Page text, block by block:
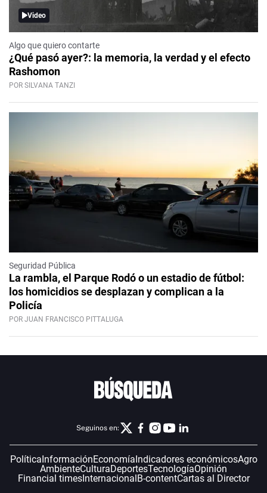
Video
Algo que quiero contarte
¿Qué pasó ayer?: la memoria, la verdad y el efecto
Rashomon
POR SILVANA TANZI
Seguridad Pública
La rambla, el Parque Rodó o un estadio de fútbol:
los homicidios se desplazan y complican a la
Policía
POR JUAN FRANCISCO PITTALUGA
Seguinos en:
PolíticaInformaciónEconomíaIndicadores económicosAgro
AmbienteCulturaDeportesTecnologíaOpinión
Financial timesInternacionalB-contentCartas al Director